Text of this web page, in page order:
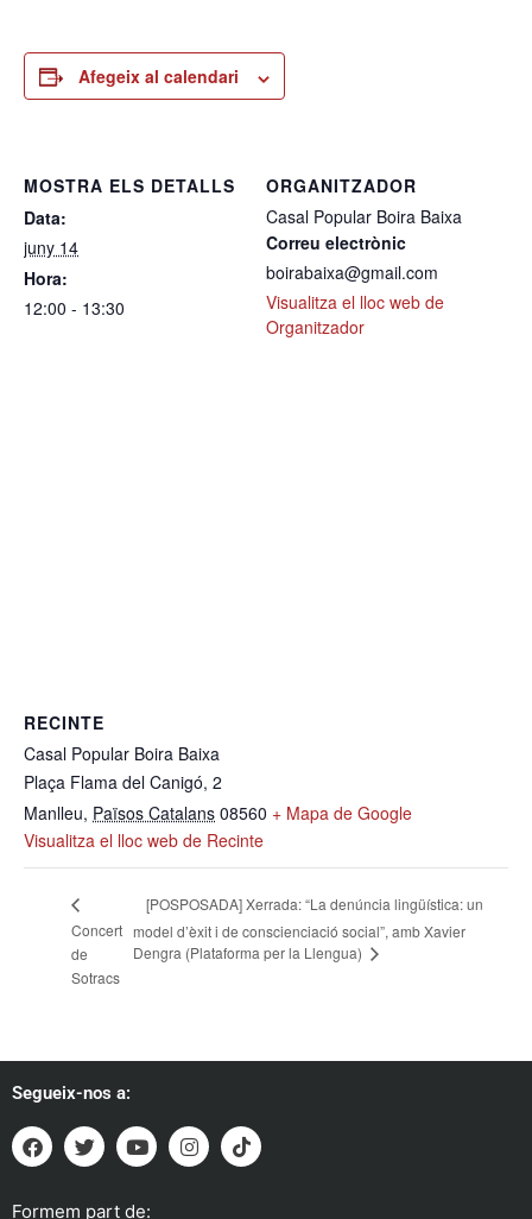
Afegeix al calendari
MOSTRA ELS DETALLS
Data:
juny 14
Hora:
12:00 - 13:30
ORGANITZADOR
Casal Popular Boira Baixa
Correu electrònic
boirabaixa@gmail.com
Visualitza el lloc web de
Organitzador
RECINTE
Casal Popular Boira Baixa
Plaça Flama del Canigó, 2
Manlleu, Països Catalans 08560 + Mapa de Google
Visualitza el lloc web de Recinte
Concert
de
Sotracs
[POSPOSADA] Xerrada: “La denúncia lingüística: un
model d’èxit i de conscienciació social”, amb Xavier
Dengra (Plataforma per la Llengua)
Segueix-nos a:
Formem part de: